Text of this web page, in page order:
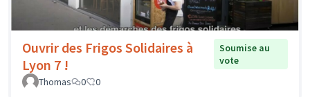
Ouvrir des Frigos Solidaires à
Lyon 7 !
Soumise au
vote
Thomas
0 0